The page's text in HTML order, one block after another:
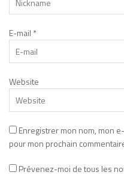
E-mail *
Website
Enregistrer mon nom, mon
pour mon prochain
Prévenez-moi de tous les